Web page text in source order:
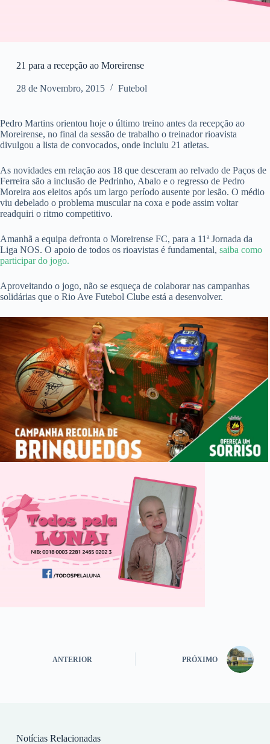
21 para a recepção ao Moreirense
28 de Novembro, 2015 Futebol
Pedro Martins orientou hoje o último treino antes da recepção ao
Moreirense, no final da sessão de trabalho o treinador rioavista
divulgou a lista de convocados, onde incluiu 21 atletas.
As novidades em relação aos 18 que desceram ao relvado de Paços de
Ferreira são a inclusão de Pedrinho, Abalo e o regresso de Pedro
Moreira aos eleitos após um largo período ausente por lesão. O médio
viu debelado o problema muscular na coxa e pode assim voltar
readquiri o ritmo competitivo.
Amanhã a equipa defronta o Moreirense FC, para a 11ª Jornada da
Liga NOS. O apoio de todos os rioavistas é fundamental, saiba como
participar do jogo.
Aproveitando o jogo, não se esqueça de colaborar nas campanhas
solidárias que o Rio Ave Futebol Clube está a desenvolver.
ANTERIOR PRÓXIMO
Notícias Relacionadas